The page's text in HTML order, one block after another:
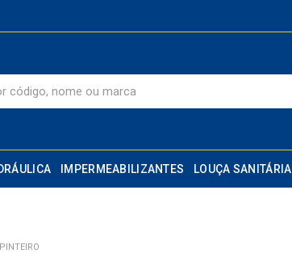
IMPERMEABILIZANTES LOUÇA SANITÁRIA